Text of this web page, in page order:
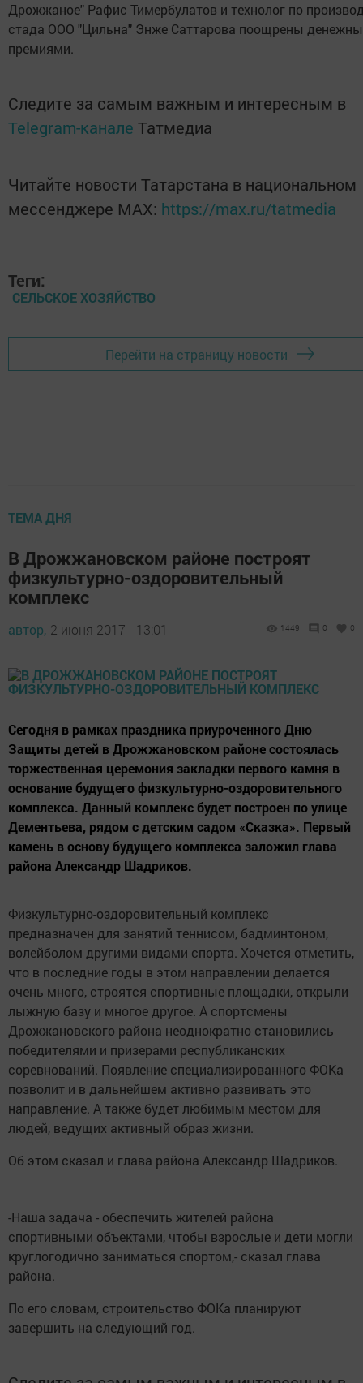
Дрожжаное" Рафис Тимербулатов и технолог по
стада ООО "Цильна" Энже Саттарова поощрены
премиями.
Следите за самым важным и интересным в
Telegram-канале Татмедиа
Читайте новости Татарстана в национальном
мессенджере MАХ: https://max.ru/tatmedia
Теги:
СЕЛЬСКОЕ ХОЗЯЙСТВО
Перейти на страницу новости
ТЕМА ДНЯ
В Дрожжановском районе построят
физкультурно-оздоровительный
комплекс
автор, 2 июня 2017 - 13:01 1449 0 0
Сегодня в рамках праздника приуроченного Дню
Защиты детей в Дрожжановском районе состоялась
торжественная церемония закладки первого камня в
основание будущего физкультурно-оздоровительного
комплекса. Данный комплекс будет построен по улице
Дементьева, рядом с детским садом «Сказка». Первый
камень в основу будущего комплекса заложил глава
района Александр Шадриков.
Физкультурно-оздоровительный комплекс
предназначен для занятий теннисом, бадминтоном,
волейболом другими видами спорта. Хочется отметить,
что в последние годы в этом направлении делается
очень много, строятся спортивные площадки, открыли
лыжную базу и многое другое. А спортсмены
Дрожжановского района неоднократно становились
победителями и призерами республиканских
соревнований. Появление специализированного ФОКа
позволит и в дальнейшем активно развивать это
направление. А также будет любимым местом для
людей, ведущих активный образ жизни.
Об этом сказал и глава района Александр Шадриков.
-Наша задача - обеспечить жителей района
спортивными объектами, чтобы взрослые и дети могли
круглогодично заниматься спортом,- сказал глава
района.
По его словам, строительство ФОКа планируют
завершить на следующий год.